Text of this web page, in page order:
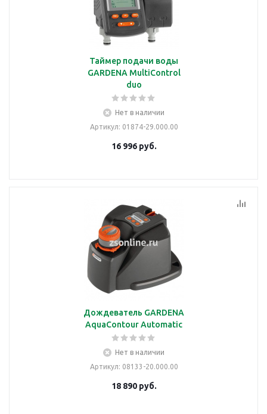
Таймер подачи воды
GARDENA MultiControl
duo
Нет в наличии
Артикул: 01874-29.000.00
16 996руб.
Дождеватель GARDENA
AquaContour Automatic
Нет в наличии
Артикул: 08133-20.000.00
18 890руб.